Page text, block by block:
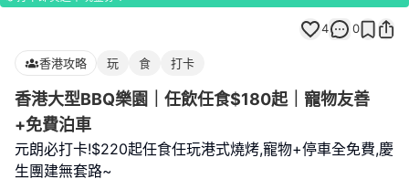
4 0
香港攻略 玩 食 打卡
香港大型BBQ樂園｜任飲任食$180起｜寵物友善
+免費泊車
元朗必打卡!$220起任食任玩港式燒烤,寵物+停車全免費,慶
生團建無套路~